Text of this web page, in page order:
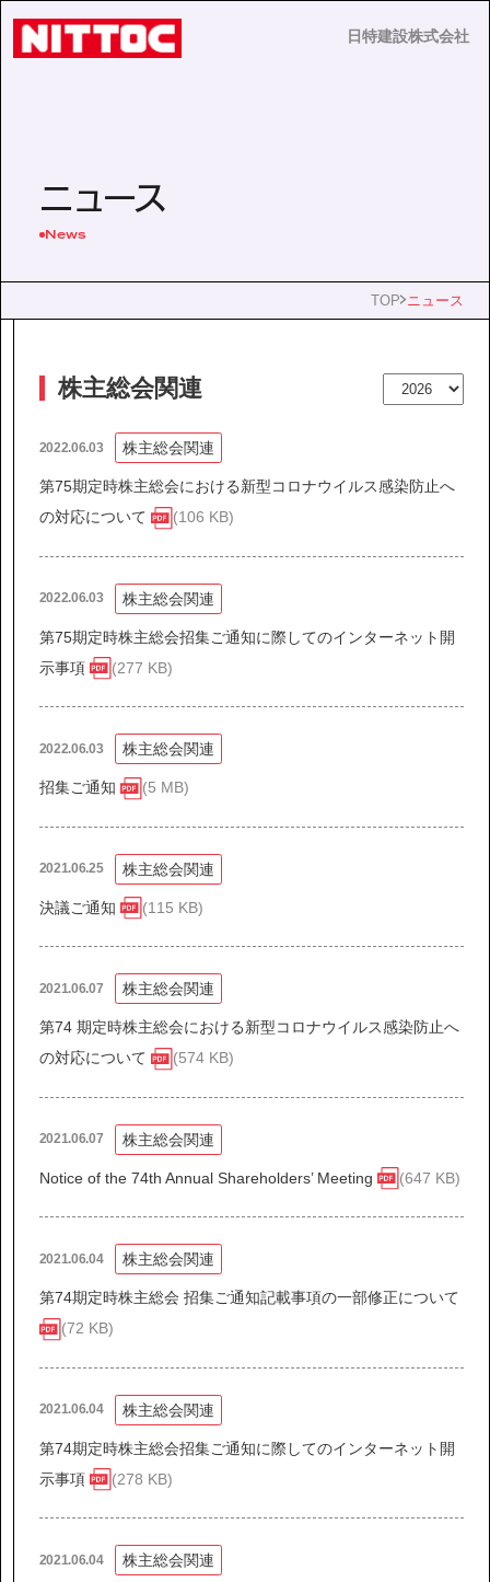
日特建設株式会社
日特建設株式会社
事業内容
IR情報
ニュース
お問い合わせ
採用情報
営業カタログダウンロード
協力会社の皆様へ
このサイトの使い方
サイトマップ
ニュース
News
TOP ニュース
株主総会関連
2022.06.03 株主総会関連
第75期定時株主総会における新型コロナウイルス感染防止へ
の対応について
(106 KB)
2022.06.03 株主総会関連
第75期定時株主総会招集ご通知に際してのインターネット開
示事項
(277 KB)
2022.06.03 株主総会関連
招集ご通知 (5 MB)
2021.06.25 株主総会関連
決議ご通知 (115 KB)
2021.06.07 株主総会関連
第74 期定時株主総会における新型コロナウイルス感染防止へ
の対応について
(574 KB)
2021.06.07 株主総会関連
Notice of the 74th Annual Shareholders’ Meeting (647 KB)
2021.06.04 株主総会関連
第74期定時株主総会 招集ご通知記載事項の一部修正について
(72 KB)
2021.06.04 株主総会関連
第74期定時株主総会招集ご通知に際してのインターネット開
示事項
(278 KB)
2021.06.04 株主総会関連